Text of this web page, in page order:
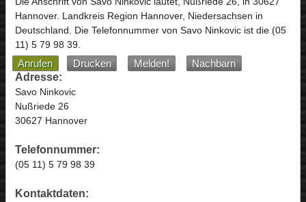
Hannover. Landkreis Region Hannover, Niedersachsen in
Deutschland. Die Telefonnummer von Savo Ninkovic ist die (05
11) 5 79 98 39.
Anrufen Drucken Melden!
Nachbarn
Adresse:
Savo Ninkovic
Nußriede 26
30627 Hannover
Telefonnummer:
(05 11) 5 79 98 39
Kontaktdaten: